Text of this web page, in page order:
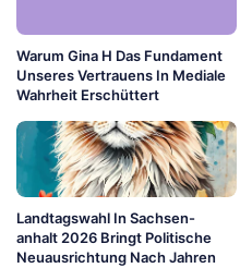
Warum Gina H Das Fundament
Unseres Vertrauens In Mediale
Wahrheit Erschüttert
Landtagswahl In Sachsen-
anhalt 2026 Bringt Politische
Neuausrichtung Nach Jahren